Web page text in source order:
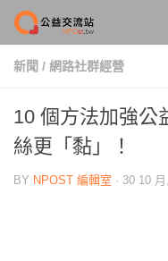
Skip to content
新聞 / 網路社群經營
10 個方法加強公
絲更「黏」！
BY NPOST 編輯室 · 30 10